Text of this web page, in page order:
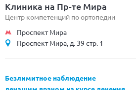
Клиника на Пр-те Мира
Центр компетенций по ортопедии
Проспект Мира
Проспект Мира, д. 39 стр. 1
Безлимитное наблюдение